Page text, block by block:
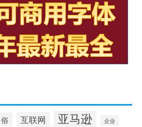
互联网 亚马逊 企业